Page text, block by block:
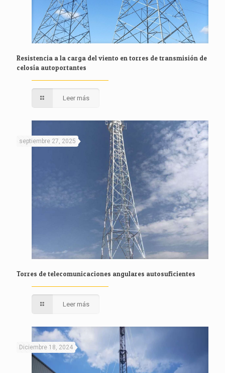
Resistencia a la carga del viento en torres de transmisión de
celosía autoportantes
Leer más
septiembre 27, 2025
Torres de telecomunicaciones angulares autosuficientes
Leer más
Diciembre 18, 2024